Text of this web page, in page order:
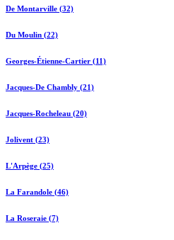
De Montarville (32)
Du Moulin (22)
Georges-Étienne-Cartier (11)
Jacques-De Chambly (21)
Jacques-Rocheleau (20)
Jolivent (23)
L'Arpège (25)
La Farandole (46)
La Roseraie (7)